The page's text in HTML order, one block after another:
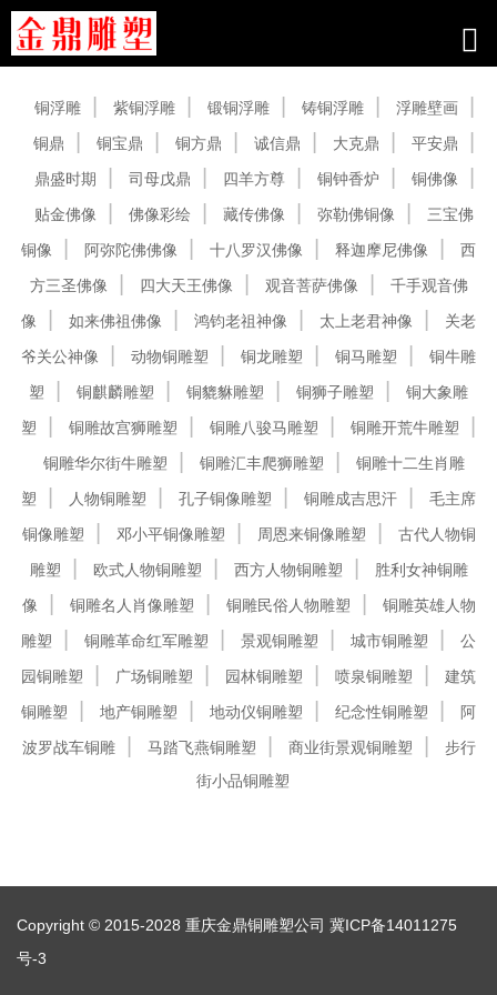
铜浮雕 紫铜浮雕 锻铜浮雕 铸铜浮雕
浮雕壁画
铜鼎
铜宝鼎 铜方鼎 诚信鼎 大克鼎
平安鼎
鼎盛时期
司母戊鼎 四羊方尊 铜钟香炉
铜佛像
贴金佛像
佛像彩绘 藏传佛像 弥勒佛铜像
三宝佛
铜像
阿弥陀佛佛像 十八罗汉佛像 释迦摩尼佛像
西
方三圣佛像
四大天王佛像 观音菩萨佛像
千手观音佛
像
如来佛祖佛像 鸿钧老祖神像 太上老君神像
关老
爷关公神像
动物铜雕塑 铜龙雕塑 铜马雕塑
铜牛雕
塑
铜麒麟雕塑 铜貔貅雕塑 铜狮子雕塑
铜大象雕
塑
铜雕故宫狮雕塑 铜雕八骏马雕塑
铜雕开荒牛雕塑
铜雕华尔街牛雕塑
铜雕汇丰爬狮雕塑
铜雕十二生肖雕
塑
人物铜雕塑 孔子铜像雕塑 铜雕成吉思汗
毛主席
铜像雕塑
邓小平铜像雕塑 周恩来铜像雕塑
古代人物铜
雕塑
欧式人物铜雕塑 西方人物铜雕塑
胜利女神铜雕
像
铜雕名人肖像雕塑 铜雕民俗人物雕塑
铜雕英雄人物
雕塑
铜雕革命红军雕塑 景观铜雕塑 城市铜雕塑
公
园铜雕塑
广场铜雕塑 园林铜雕塑 喷泉铜雕塑
建筑
铜雕塑
地产铜雕塑 地动仪铜雕塑 纪念性铜雕塑
阿
波罗战车铜雕
马踏飞燕铜雕塑 商业街景观铜雕塑
步行
街小品铜雕塑
Copyright © 2015-2028 重庆金鼎铜雕塑公司 冀ICP备14011275
号-3